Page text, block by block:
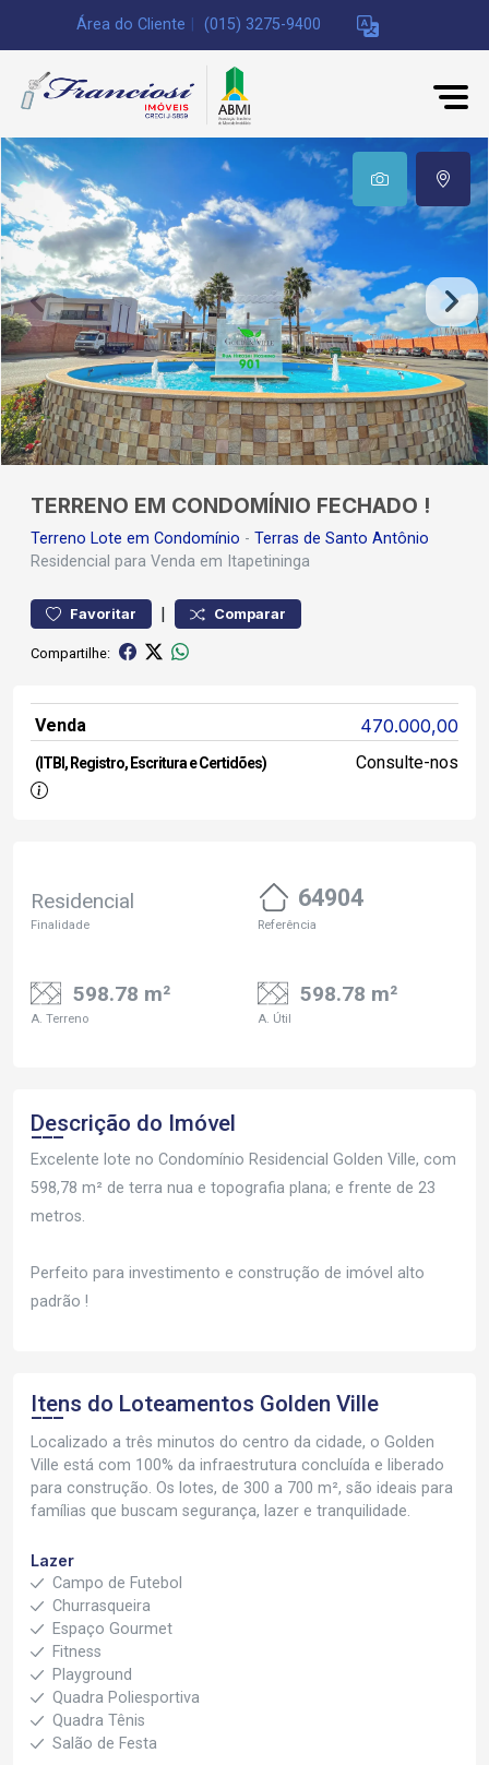
Área do Cliente (015) 3275-9400
TERRENO EM CONDOMÍNIO FECHADO !
Terreno Lote em Condomínio - Terras de Santo Antônio
Residencial para Venda em Itapetininga
Favoritar | Comparar
Compartilhe:
Venda 470.000,00
(ITBI, Registro, Escritura e Certidões) Consulte-nos
Residencial
Finalidade
64904
Referência
598.78 m²
A. Terreno
598.78 m²
A. Útil
Descrição do Imóvel
Excelente lote no Condomínio Residencial Golden Ville, com
598,78 m² de terra nua e topografia plana; e frente de 23
metros.
Perfeito para investimento e construção de imóvel alto
padrão !
Itens do Loteamentos Golden Ville
Localizado a três minutos do centro da cidade, o Golden
Ville está com 100% da infraestrutura concluída e liberado
para construção. Os lotes, de 300 a 700 m², são ideais para
famílias que buscam segurança, lazer e tranquilidade.
Lazer
Campo de Futebol
Churrasqueira
Espaço Gourmet
Fitness
Playground
Quadra Poliesportiva
Quadra Tênis
Salão de Festa